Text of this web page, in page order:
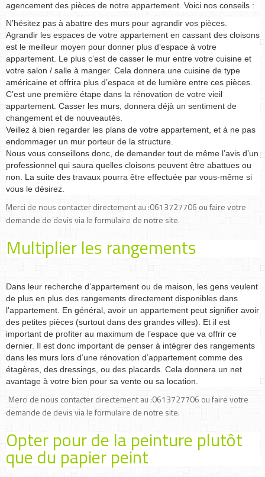
agencement des pièces de notre appartement. Voici nos conseils :
N’hésitez pas à abattre des murs pour agrandir vos pièces.
Agrandir les espaces de votre appartement en cassant des cloisons
est le meilleur moyen pour donner plus d’espace à votre
appartement. Le plus c’est de casser le mur entre votre cuisine et
votre salon / salle à manger. Cela donnera une cuisine de type
américaine et offrira plus d’espace et de lumière entre ces pièces.
C’est une première étape dans la rénovation de votre vieil
appartement. Casser les murs, donnera déjà un sentiment de
changement et de nouveautés.
Veillez à bien regarder les plans de votre appartement, et à ne pas
endommager un mur porteur de la structure.
Nous vous conseillons donc, de demander tout de même l’avis d’un
professionnel qui saura quelles cloisons peuvent être abattues ou
non. La suite des travaux pourra être effectuée par vous-même si
vous le désirez.
Merci de nous contacter directement au :0613727706 ou faire votre
demande de devis via le formulaire de notre site.
Multiplier les rangements
Dans leur recherche d’appartement ou de maison, les gens veulent
de plus en plus des rangements directement disponibles dans
l’appartement. En général, avoir un appartement peut signifier avoir
des petites pièces (surtout dans des grandes villes). Et il est
important de profiter au maximum de l’espace que va offrir ce
dernier. Il est donc important de penser à intégrer des rangements
dans les murs lors d’une rénovation d’appartement comme des
étagères, des dressings, ou des placards. Cela donnera un net
avantage à votre bien pour sa vente ou sa location.
Merci de nous contacter directement au :0613727706 ou faire votre
demande de devis via le formulaire de notre site.
Opter pour de la peinture plutôt
que du papier peint